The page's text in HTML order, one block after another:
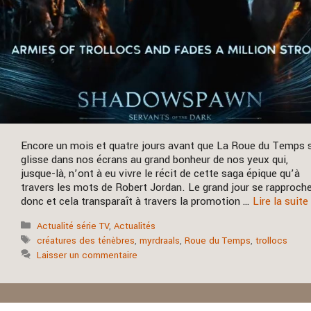
Encore un mois et quatre jours avant que La Roue du Temps
glisse dans nos écrans au grand bonheur de nos yeux qui,
jusque-là, n’ont à eu vivre le récit de cette saga épique qu’à
travers les mots de Robert Jordan. Le grand jour se
donc et cela transparaît à travers la promotion … Lire la suite
Catégories
Actualité série TV,Actualités
Étiquettes
créatures des ténèbres,myrdraals,Roue du Temps,trollocs
Laisser un commentaire